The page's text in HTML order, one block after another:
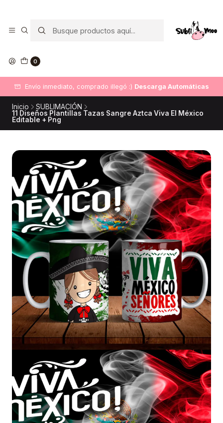
0
Envío inmediato, comprado illegó :) Descarga Automáticas
Inicio
SUBLIMACIÓN
11 Diseños Plantillas Tazas Sangre Aztca Viva El México
Editable + Png